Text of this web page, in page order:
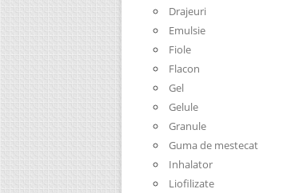
Drajeuri
Emulsie
Fiole
Flacon
Gel
Gelule
Granule
Guma de mestecat
Inhalator
Liofilizate